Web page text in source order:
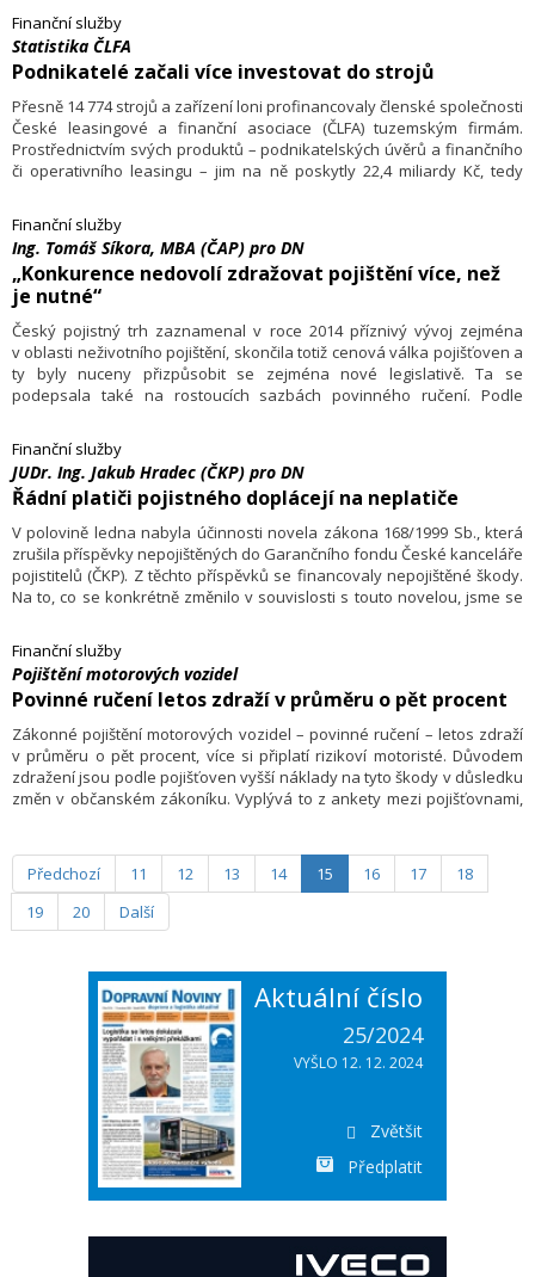
o 1,5 roku dříve než samotná výroba štítu.
Finanční služby
Statistika ČLFA
Podnikatelé začali více investovat do strojů
Přesně 14 774 strojů a zařízení loni profinancovaly členské společnosti
České leasingové a finanční asociace (ČLFA) tuzemským firmám.
Prostřednictvím svých produktů – podnikatelských úvěrů a finančního
či operativního leasingu – jim na ně poskytly 22,4 miliardy Kč, tedy
uvolnily 18,8 miliardy Kč.
Finanční služby
Ing. Tomáš Síkora, MBA (ČAP) pro DN
„Konkurence nedovolí zdražovat pojištění více, než
je nutné“
Český pojistný trh zaznamenal v roce 2014 příznivý vývoj zejména
v oblasti neživotního pojištění, skončila totiž cenová válka pojišťoven a
ty byly nuceny přizpůsobit se zejména nové legislativě. Ta se
podepsala také na rostoucích sazbách povinného ručení. Podle
konkurence pojišťoven nedovolí zdražovat více, než je nutné.
Finanční služby
JUDr. Ing. Jakub Hradec (ČKP) pro DN
Řádní platiči pojistného doplácejí na neplatiče
V polovině ledna nabyla účinnosti novela zákona 168/1999 Sb., která
zrušila příspěvky nepojištěných do Garančního fondu České kanceláře
pojistitelů (ČKP). Z těchto příspěvků se financovaly nepojištěné škody.
Na to, co se konkrétně změnilo v souvislosti s touto novelou, jsme se
Hradce.
Finanční služby
Pojištění motorových vozidel
Povinné ručení letos zdraží v průměru o pět procent
Zákonné pojištění motorových vozidel – povinné ručení – letos zdraží
v průměru o pět procent, více si připlatí rizikoví motoristé. Důvodem
zdražení jsou podle pojišťoven vyšší náklady na tyto škody v důsledku
změn v občanském zákoníku. Vyplývá to z ankety mezi pojišťovnami,
Předchozí
11 12 13 14 15 16 17
18
19
20 Další
Aktuální číslo
25/2024
VYŠLO 12. 12. 2024
Zvětšit
Předplatit